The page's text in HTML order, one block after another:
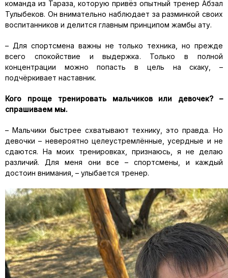
команда из Тараза , которую привёз опытный тренер Абзал
Тулыбеков. Он внимательно наблюдает заразминкой своих
воспитанников и делится главным принципом жамбы ату.
– Для спортсмена важны не только техника, но прежде
всего спокойствие и выдержка. Только в полной
концентрации можно попасть в цель на скаку, –
подчёркивает наставник.
Кого проще тренироватьмальчиков или девочек?
–
спрашиваем мы.
– Мальчики быстрее схватывают технику, это правда. Но
девочки– невероятно целеустремлённые, усердные и не
сдаются. На моих тренировках, признаюсь, я не делаю
различий. Для меня они все – спортсмены, и каждый
достоин внимания, – улыбается тренер.